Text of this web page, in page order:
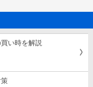
い時を解説